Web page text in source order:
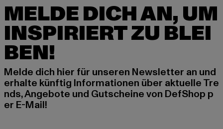
MELDE DICH AN, UM
INSPIRIERT ZU BLEI
BEN!
Melde dich hier für unseren Newsletter an und
erhalte künftig Informationen über aktuelle Tre
nds, Angebote und Gutscheine von DefShop p
er E-Mail!